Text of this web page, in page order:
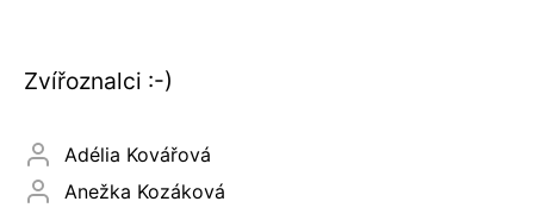
Zvířoznalci :-)
Adélia Kovářová
Anežka Kozáková